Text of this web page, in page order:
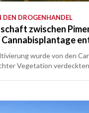
DEN DROGENHANDEL
zwischen
Cannabisplantage
wurde von den
Vegetation